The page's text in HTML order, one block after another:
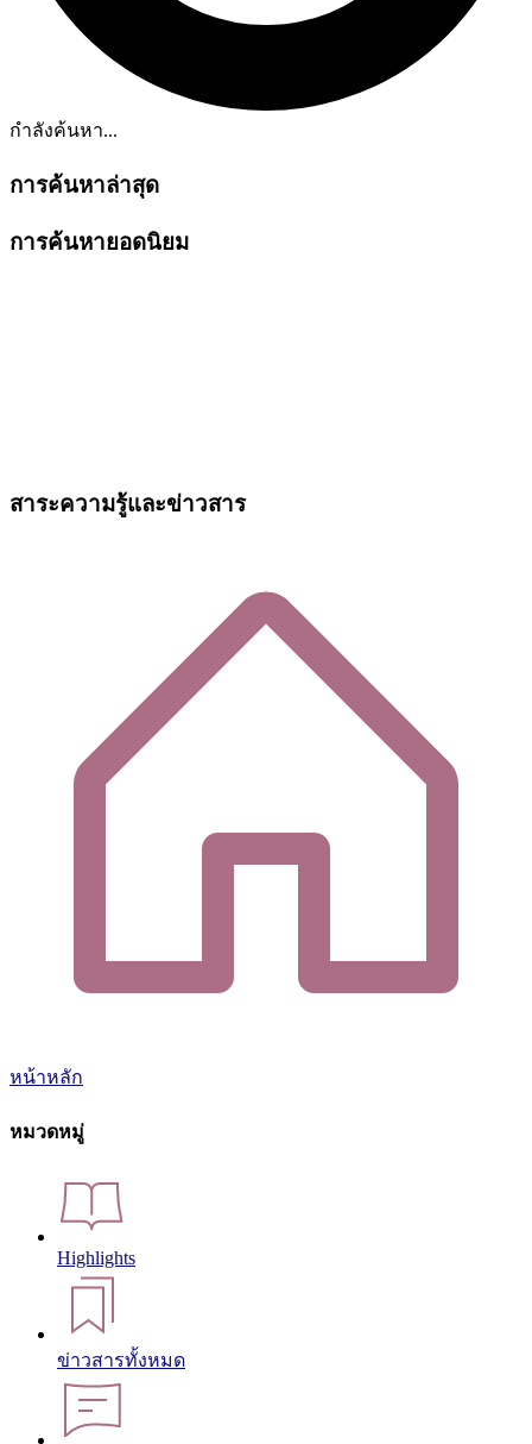
กำลังค้นหา...
การค้นหาล่าสุด
การค้นหายอดนิยม
สาระความรู้และข่าวสาร
หน้าหลัก
หมวดหมู่
Highlights
ข่าวสารทั้งหมด